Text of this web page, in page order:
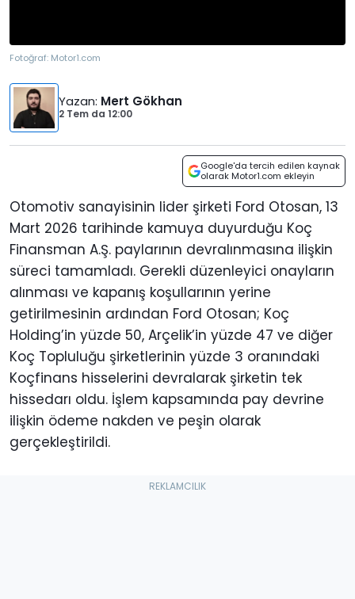
Fotoğraf: Motor1.com
Yazan: Mert Gökhan
2 Tem da 12:00
Google'da tercih edilen kaynak
olarak Motor1.com ekleyin
Otomotiv sanayisinin lider şirketi Ford Otosan, 13
Mart 2026 tarihinde kamuya duyurduğu Koç
Finansman A.Ş. paylarının devralınmasına ilişkin
süreci tamamladı. Gerekli düzenleyici onayların
alınması ve kapanış koşullarının yerine
getirilmesinin ardından Ford Otosan; Koç
Holding’in yüzde 50, Arçelik’in yüzde 47 ve diğer
Koç Topluluğu şirketlerinin yüzde 3 oranındaki
Koçfinans hisselerini devralarak şirketin tek
hissedarı oldu. İşlem kapsamında pay devrine
ilişkin ödeme nakden ve peşin olarak
gerçekleştirildi.